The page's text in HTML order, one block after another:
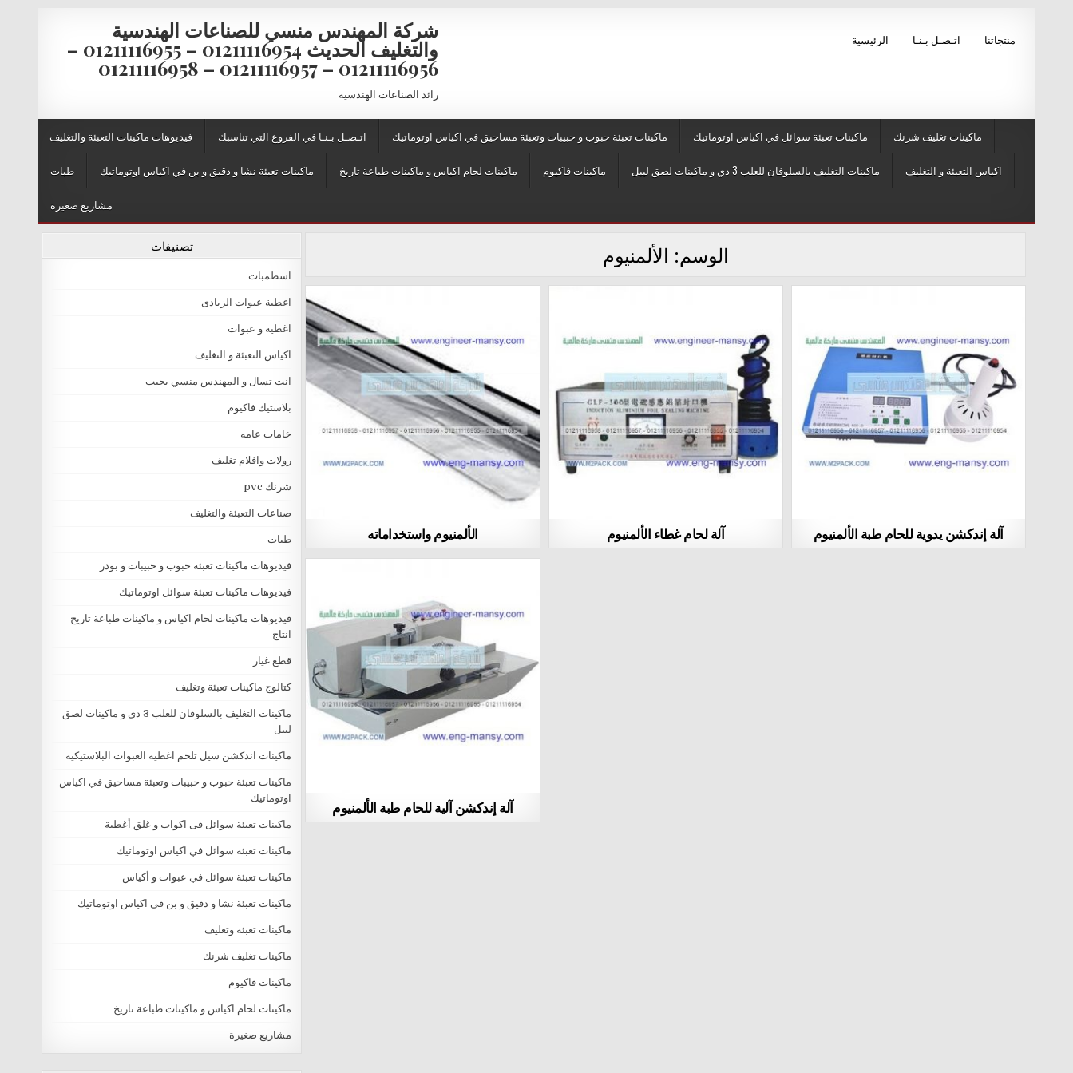
شركة المهندس منسي للصناعات الهندسية
والتغليف الحديث 01211116954 – 01211116955 –
01211116956 – 01211116957 – 01211116958
رائد الصناعات الهندسية
الرئيسية اتـصـل بـنـا منتجاتنا
فيديوهات ماكينات التعبئة والتغليف اتـصـل بـنـا في الفروع التي تناسبك ماكينات تعبئة حبوب و حبيبات وتعبئة مساحيق في اكياس اوتوماتيك ماكينات تعبئة سوائل في اكياس اوتوماتيك ماكينات تغليف شرنك
طبات ماكينات تعبئة نشا و دقيق و بن في اكياس اوتوماتيك ماكينات لحام اكياس و ماكينات طباعة تاريخ ماكينات فاكيوم ماكينات التغليف بالسلوفان للعلب 3 دي و ماكينات لصق ليبل اكياس التعبئة و التغليف
مشاريع صغيرة
الوسم: الألمنيوم
الألمنيوم واستخداماته آلة لحام غطاء الألمنيوم آلة إندكشن يدوية للحام طبة الألمنيوم
آلة إندكشن آلية للحام طبة الألمنيوم
تصنيفات
اسطمبات
اغطية عبوات الزبادى
اغطية و عبوات
اكياس التعبئة و التغليف
انت تسال و المهندس منسي يجيب
بلاستيك فاكيوم
خامات عامه
رولات وافلام تغليف
شرنك pvc
صناعات التعبئة والتغليف
طبات
فيديوهات ماكينات تعبئة حبوب و حبيبات و بودر
فيديوهات ماكينات تعبئة سوائل اوتوماتيك
فيديوهات ماكينات لحام اكياس و ماكينات طباعة تاريخ
انتاج
قطع غيار
كتالوج ماكينات تعبئة وتغليف
ماكينات التغليف بالسلوفان للعلب 3 دي و ماكينات لصق
ليبل
ماكينات اندكشن سيل تلحم اغطية العبوات البلاستيكية
ماكينات تعبئة حبوب و حبيبات وتعبئة مساحيق في اكياس
اوتوماتيك
ماكينات تعبئة سوائل فى اكواب و غلق أغطية
ماكينات تعبئة سوائل في اكياس اوتوماتيك
ماكينات تعبئة سوائل في عبوات و أكياس
ماكينات تعبئة نشا و دقيق و بن في اكياس اوتوماتيك
ماكينات تعبئة وتغليف
ماكينات تغليف شرنك
ماكينات فاكيوم
ماكينات لحام اكياس و ماكينات طباعة تاريخ
مشاريع صغيرة